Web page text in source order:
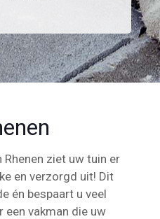
ziet uw tuin er
en verzorgd uit! Dit
én bespaart u veel
een vakman die uw